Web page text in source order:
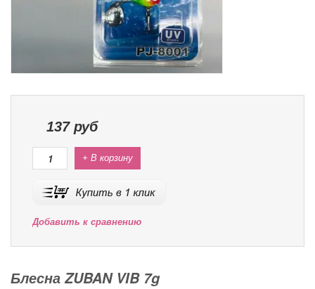
137руб
+ В корзину
Добавить к сравнению
Блесна ZUBAN VIB 7g